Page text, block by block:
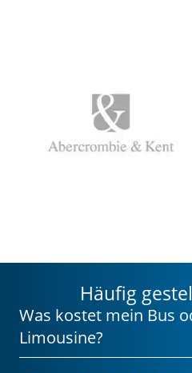
Häufig
Was kostet mein Bus
Limousine?